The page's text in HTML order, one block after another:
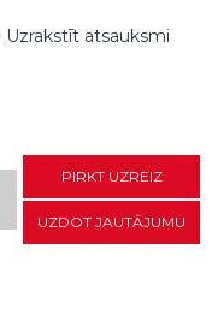
Uzrakstīt atsauksmi
PIRKT UZREIZ
UZDOT JAUTĀJUMU